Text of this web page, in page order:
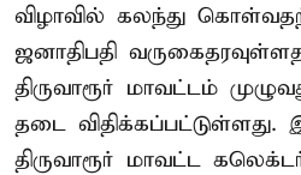
விழாவில் கலந்து
ஜனாதிபதி
திருவாரூர் மாவட்டம்
தடை விதிக்கப்பட்டுள்ளது.
திருவாரூர் மாவட்ட